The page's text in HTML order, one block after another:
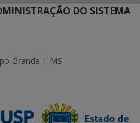
DO SISTEMA
Grande | MS